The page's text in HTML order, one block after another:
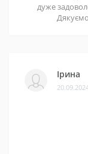
дуже
Ірина